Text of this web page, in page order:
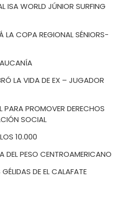
ISA WORLD JÚNIOR SURFING
LA COPA REGIONAL SÉNIORS-
LA VIDA DE EX – JUGADOR
PARA PROMOVER DERECHOS
SOCIAL
10.000
DEL PESO CENTROAMERICANO
DE EL CALAFATE